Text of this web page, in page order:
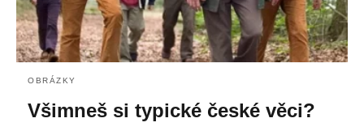
OBRÁZKY
Všimneš si typické české věci?